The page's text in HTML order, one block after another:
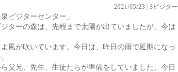
2021/05/23 | Sビジター
泉ビジターセンター」
ターの森は、先程まで太陽が出ていましたが、今は
風が吹いています。今日は、昨日の雨で延期になっ
父兄、先生、生徒たちが準備をしていました。今日